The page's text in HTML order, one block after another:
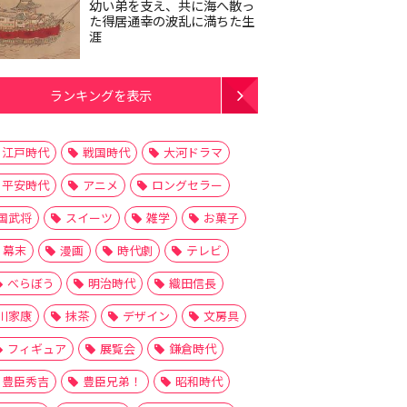
幼い弟を支え、共に海へ散っ
た得居通幸の波乱に満ちた生
涯
ランキングを表示
江戸時代 戦国時代
大河ドラマ
平安時代
アニメ
ロングセラー
武将
スイーツ 雑学
お菓子
幕末
漫画 時代劇
テレビ
べらぼう
明治時代
織田信長
家康
抹茶 デザイン
文房具
フィギュア
展覧会
鎌倉時代
豊臣秀吉
豊臣兄弟！
昭和時代